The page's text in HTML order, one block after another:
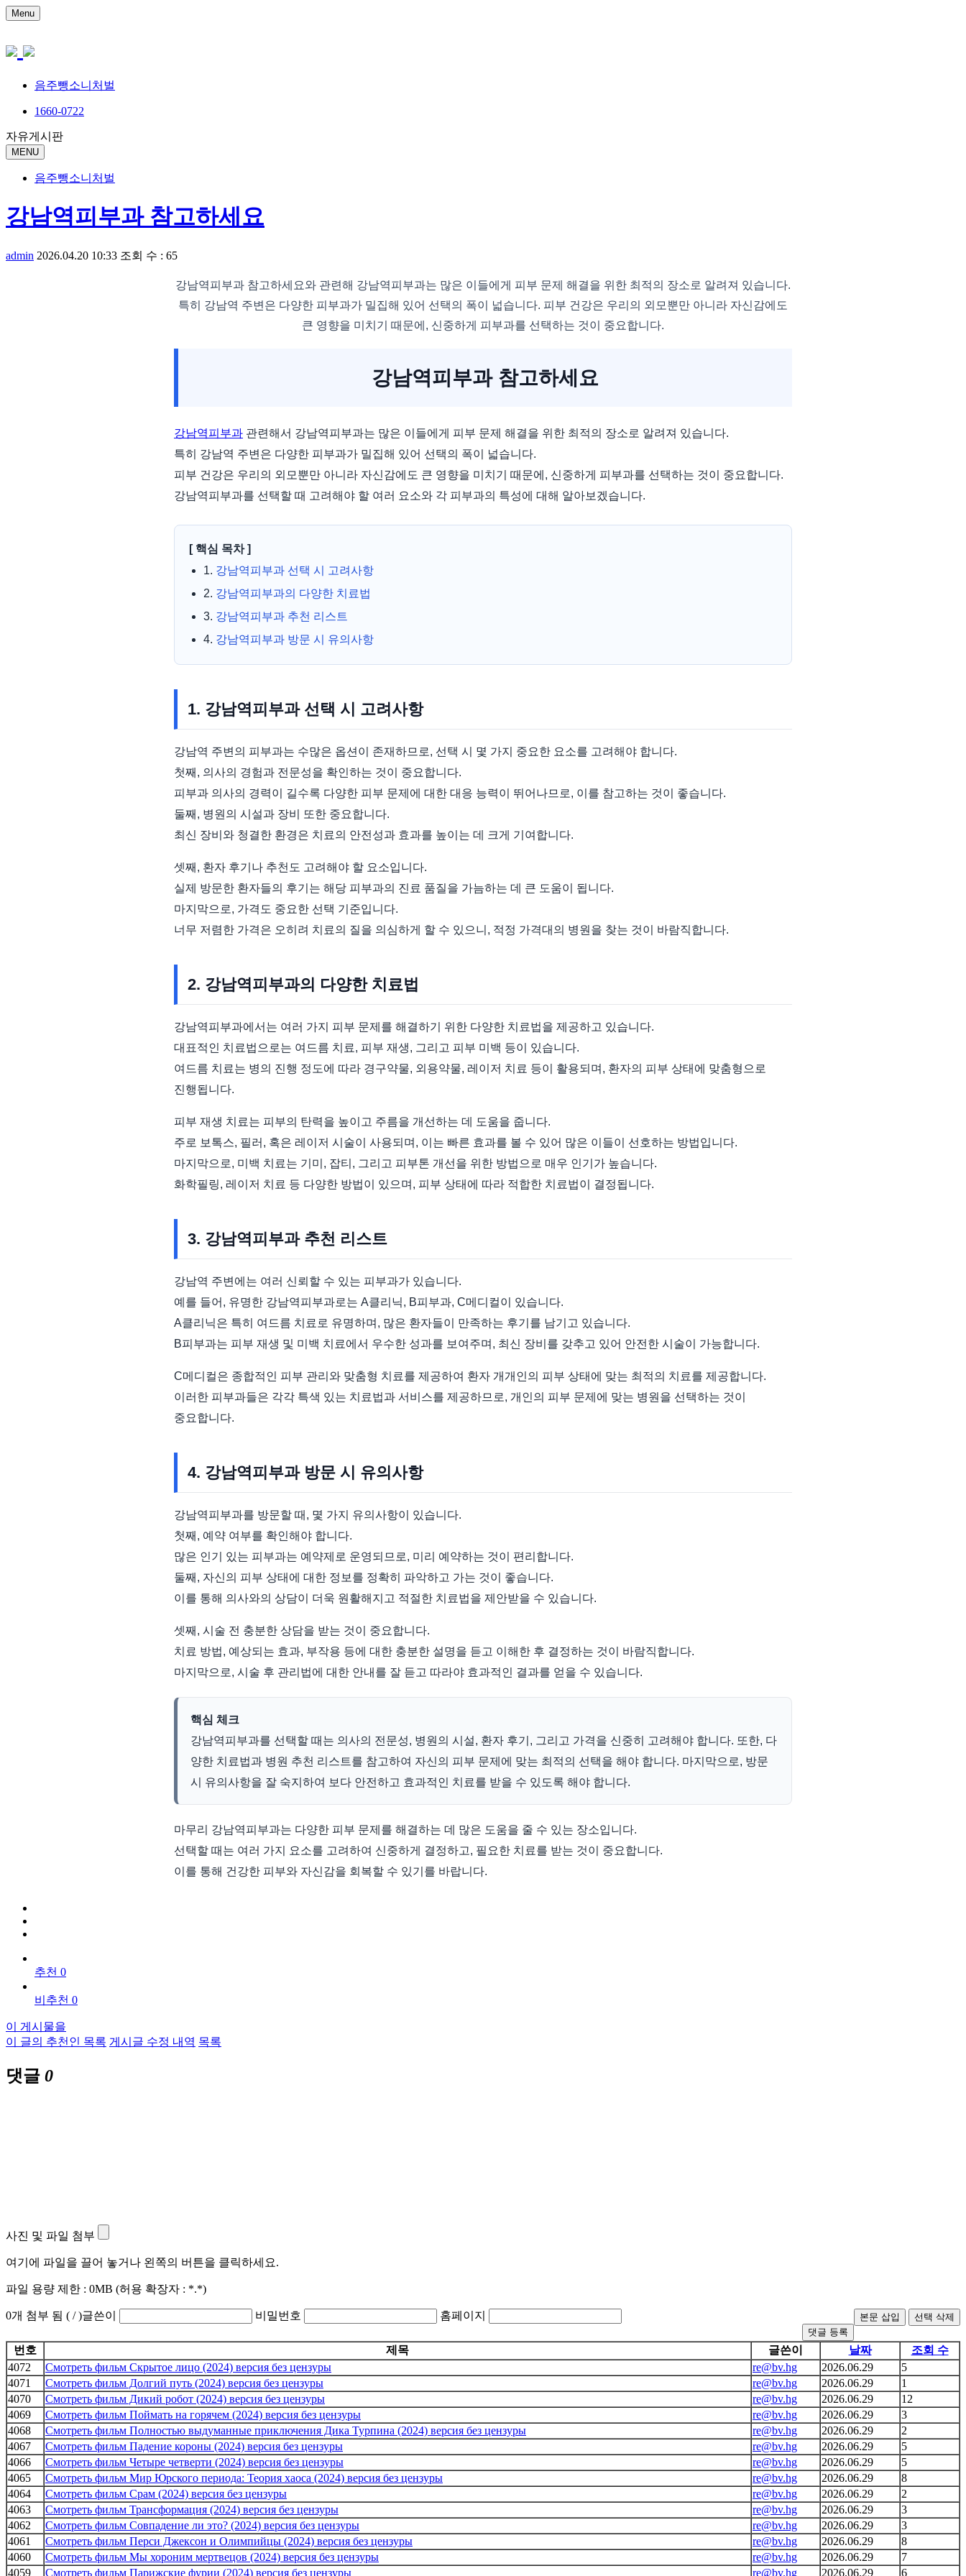
Menu
음주뺑소니처벌
1660-0722
자유게시판
MENU
음주뺑소니처벌
강남역피부과 참고하세요
admin 2026.04.20 10:33 조회 수 : 65
강남역피부과 참고하세요와 관련해 강남역피부과는 많은 이들에게 피부 문제 해결을 위한 최적의 장소로 알려져 있습니다.
특히 강남역 주변은 다양한 피부과가 밀집해 있어 선택의 폭이 넓습니다. 피부 건강은 우리의 외모뿐만 아니라 자신감에도
큰 영향을 미치기 때문에, 신중하게 피부과를 선택하는 것이 중요합니다.
강남역피부과 참고하세요
강남역피부과 관련해서 강남역피부과는 많은 이들에게 피부 문제 해결을 위한 최적의 장소로 알려져 있습니다.
특히 강남역 주변은 다양한 피부과가 밀집해 있어 선택의 폭이 넓습니다.
피부 건강은 우리의 외모뿐만 아니라 자신감에도 큰 영향을 미치기 때문에, 신중하게 피부과를 선택하는 것이 중요합니다.
강남역피부과를 선택할 때 고려해야 할 여러 요소와 각 피부과의 특성에 대해 알아보겠습니다.
[ 핵심 목차 ]
1. 강남역피부과 선택 시 고려사항
2. 강남역피부과의 다양한 치료법
3. 강남역피부과 추천 리스트
4. 강남역피부과 방문 시 유의사항
1. 강남역피부과 선택 시 고려사항
강남역 주변의 피부과는 수많은 옵션이 존재하므로, 선택 시 몇 가지 중요한 요소를 고려해야 합니다.
첫째, 의사의 경험과 전문성을 확인하는 것이 중요합니다.
피부과 의사의 경력이 길수록 다양한 피부 문제에 대한 대응 능력이 뛰어나므로, 이를 참고하는 것이 좋습니다.
둘째, 병원의 시설과 장비 또한 중요합니다.
최신 장비와 청결한 환경은 치료의 안전성과 효과를 높이는 데 크게 기여합니다.
셋째, 환자 후기나 추천도 고려해야 할 요소입니다.
실제 방문한 환자들의 후기는 해당 피부과의 진료 품질을 가늠하는 데 큰 도움이 됩니다.
마지막으로, 가격도 중요한 선택 기준입니다.
너무 저렴한 가격은 오히려 치료의 질을 의심하게 할 수 있으니, 적정 가격대의 병원을 찾는 것이 바람직합니다.
2. 강남역피부과의 다양한 치료법
강남역피부과에서는 여러 가지 피부 문제를 해결하기 위한 다양한 치료법을 제공하고 있습니다.
대표적인 치료법으로는 여드름 치료, 피부 재생, 그리고 피부 미백 등이 있습니다.
여드름 치료는 병의 진행 정도에 따라 경구약물, 외용약물, 레이저 치료 등이 활용되며, 환자의 피부 상태에 맞춤형으로
진행됩니다.
피부 재생 치료는 피부의 탄력을 높이고 주름을 개선하는 데 도움을 줍니다.
주로 보톡스, 필러, 혹은 레이저 시술이 사용되며, 이는 빠른 효과를 볼 수 있어 많은 이들이 선호하는 방법입니다.
마지막으로, 미백 치료는 기미, 잡티, 그리고 피부톤 개선을 위한 방법으로 매우 인기가 높습니다.
화학필링, 레이저 치료 등 다양한 방법이 있으며, 피부 상태에 따라 적합한 치료법이 결정됩니다.
3. 강남역피부과 추천 리스트
강남역 주변에는 여러 신뢰할 수 있는 피부과가 있습니다.
예를 들어, 유명한 강남역피부과로는 A클리닉, B피부과, C메디컬이 있습니다.
A클리닉은 특히 여드름 치료로 유명하며, 많은 환자들이 만족하는 후기를 남기고 있습니다.
B피부과는 피부 재생 및 미백 치료에서 우수한 성과를 보여주며, 최신 장비를 갖추고 있어 안전한 시술이 가능합니다.
C메디컬은 종합적인 피부 관리와 맞춤형 치료를 제공하여 환자 개개인의 피부 상태에 맞는 최적의 치료를 제공합니다.
이러한 피부과들은 각각 특색 있는 치료법과 서비스를 제공하므로, 개인의 피부 문제에 맞는 병원을 선택하는 것이
중요합니다.
4. 강남역피부과 방문 시 유의사항
강남역피부과를 방문할 때, 몇 가지 유의사항이 있습니다.
첫째, 예약 여부를 확인해야 합니다.
많은 인기 있는 피부과는 예약제로 운영되므로, 미리 예약하는 것이 편리합니다.
둘째, 자신의 피부 상태에 대한 정보를 정확히 파악하고 가는 것이 좋습니다.
이를 통해 의사와의 상담이 더욱 원활해지고 적절한 치료법을 제안받을 수 있습니다.
셋째, 시술 전 충분한 상담을 받는 것이 중요합니다.
치료 방법, 예상되는 효과, 부작용 등에 대한 충분한 설명을 듣고 이해한 후 결정하는 것이 바람직합니다.
마지막으로, 시술 후 관리법에 대한 안내를 잘 듣고 따라야 효과적인 결과를 얻을 수 있습니다.
핵심 체크
강남역피부과를 선택할 때는 의사의 전문성, 병원의 시설, 환자 후기, 그리고 가격을 신중히 고려해야 합니다. 또한, 다
양한 치료법과 병원 추천 리스트를 참고하여 자신의 피부 문제에 맞는 최적의 선택을 해야 합니다. 마지막으로, 방문
시 유의사항을 잘 숙지하여 보다 안전하고 효과적인 치료를 받을 수 있도록 해야 합니다.
마무리 강남역피부과는 다양한 피부 문제를 해결하는 데 많은 도움을 줄 수 있는 장소입니다.
선택할 때는 여러 가지 요소를 고려하여 신중하게 결정하고, 필요한 치료를 받는 것이 중요합니다.
이를 통해 건강한 피부와 자신감을 회복할 수 있기를 바랍니다.
추천 0
비추천 0
이 게시물을
이 글의 추천인 목록 게시글 수정 내역 목록
댓글 0
사진 및 파일 첨부
여기에 파일을 끌어 놓거나 왼쪽의 버튼을 클릭하세요.
파일 용량 제한 : 0MB (허용 확장자 : *.*)
0개 첨부 됨 ( /)글쓴이 비밀번호 홈페이지
댓글 등록
번호 제목 글쓴이 날짜
조회 수
4072
Смотреть фильм Скрытое лицо (2024) версия без цензуры re@bv.hg 2026.06.29
5
4071
Смотреть фильм Долгий путь (2024) версия без цензуры re@bv.hg 2026.06.29
1
4070
Смотреть фильм Дикий робот (2024) версия без цензуры re@bv.hg 2026.06.29
12
4069
Смотреть фильм Поймать на горячем (2024) версия без цензуры re@bv.hg 2026.06.29
3
4068
Смотреть фильм Полностью выдуманные приключения Дика Турпина (2024) версия без цензуры re@bv.hg 2026.06.29
2
4067
Смотреть фильм Падение короны (2024) версия без цензуры re@bv.hg 2026.06.29
5
4066
Смотреть фильм Четыре четверти (2024) версия без цензуры re@bv.hg 2026.06.29
5
4065
Смотреть фильм Мир Юрского периода: Теория хаоса (2024) версия без цензуры re@bv.hg 2026.06.29
8
4064
Смотреть фильм Срам (2024) версия без цензуры re@bv.hg 2026.06.29
2
4063
Смотреть фильм Трансформация (2024) версия без цензуры re@bv.hg 2026.06.29
3
4062
Смотреть фильм Совпадение ли это? (2024) версия без цензуры re@bv.hg 2026.06.29
3
4061
Смотреть фильм Перси Джексон и Олимпийцы (2024) версия без цензуры re@bv.hg 2026.06.29
8
4060
Смотреть фильм Мы хороним мертвецов (2024) версия без цензуры re@bv.hg 2026.06.29
7
4059
Смотреть фильм Парижские фурии (2024) версия без цензуры re@bv.hg 2026.06.29 6